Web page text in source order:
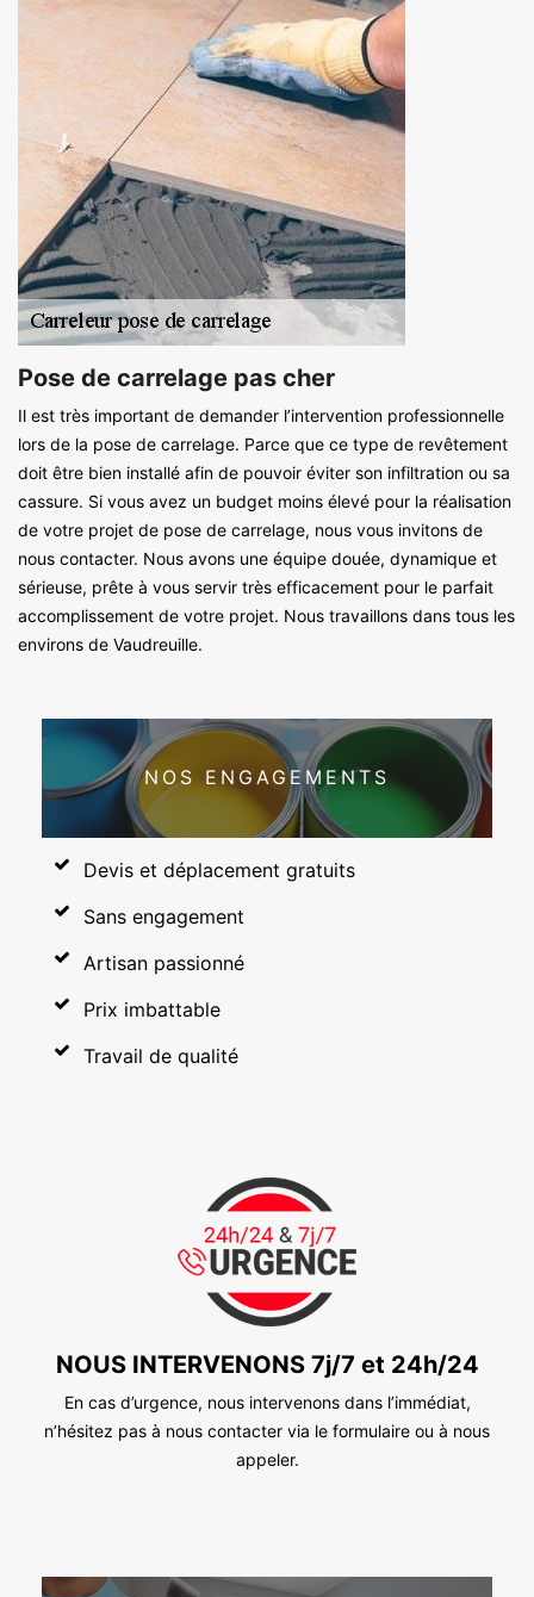
Pose de carrelage pas cher
Il est très important de demander l’intervention professionnelle
lors de la pose de carrelage. Parce que ce type de revêtement
doit être bien installé afin de pouvoir éviter son infiltration ou sa
cassure. Si vous avez un budget moins élevé pour la réalisation
de votre projet de pose de carrelage, nous vous invitons de
nous contacter. Nous avons une équipe douée, dynamique et
sérieuse, prête à vous servir très efficacement pour le parfait
accomplissement de votre projet. Nous travaillons dans tous les
environs de Vaudreuille.
NOS ENGAGEMENTS
Devis et déplacement gratuits
Sans engagement
Artisan passionné
Prix imbattable
Travail de qualité
NOUS INTERVENONS 7j/7 et 24h/24
En cas d’urgence, nous intervenons dans l’immédiat,
n’hésitez pas à nous contacter via le formulaire ou à nous
appeler.